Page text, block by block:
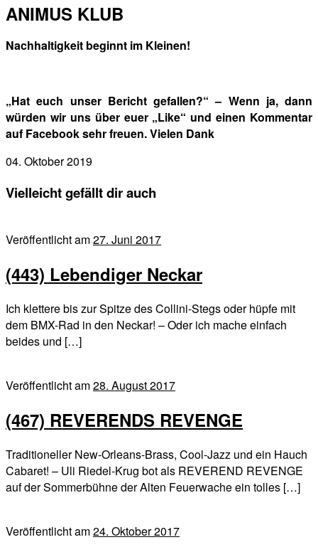
ANIMUS KLUB
Nachhaltigkeit beginnt im Kleinen!
„Hat euch unser Bericht gefallen?“ – Wenn ja, dann
würden wir uns über euer „Like“ und einen Kommentar
auf Facebook sehr freuen. Vielen Dank
04. Oktober 2019
Vielleicht gefällt dir auch
Veröffentlicht am27. Juni 2017
(443) Lebendiger Neckar
Ich klettere bis zur Spitze des Collini-Stegs oder hüpfe mit
dem BMX-Rad in den Neckar! – Oder ich mache einfach
beides und […]
Veröffentlicht am28. August 2017
(467) REVERENDS REVENGE
Traditioneller New-Orleans-Brass, Cool-Jazz und ein Hauch
Cabaret! – Uli Riedel-Krug bot als REVEREND REVENGE
auf der Sommerbühne der Alten Feuerwache ein tolles […]
Veröffentlicht am24. Oktober 2017